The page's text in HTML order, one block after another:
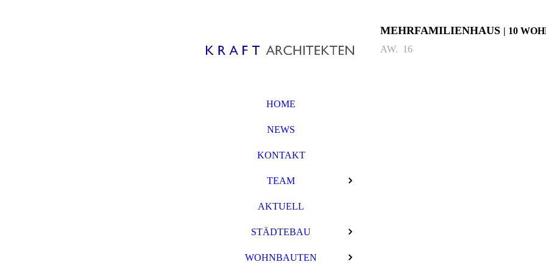
HOME
NEWS
KONTAKT
TEAM
AKTUELL
STÄDTEBAU
WOHNBAUTEN
MEHRFAMILIENHAUS | 10
AW. 16